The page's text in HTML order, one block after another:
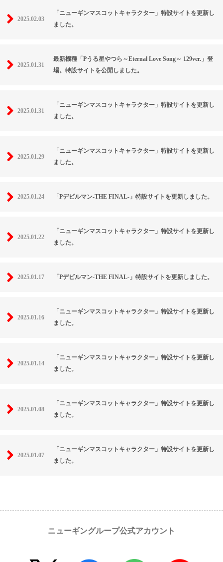
2025.02.03
「ニューギンマスコットキャラクター」特設サイトを更新し
ました。
2025.01.31
最新機種「Pうる星やつら～Eternal Love Song～ 129ver.」登
場。特設サイトを公開しました。
2025.01.31
「ニューギンマスコットキャラクター」特設サイトを更新し
ました。
2025.01.29
「ニューギンマスコットキャラクター」特設サイトを更新し
ました。
2025.01.24 「Pデビルマン-THE FINAL-」特設サイトを更新しました。
2025.01.22
「ニューギンマスコットキャラクター」特設サイトを更新し
ました。
2025.01.17 「Pデビルマン-THE FINAL-」特設サイトを更新しました。
2025.01.16
「ニューギンマスコットキャラクター」特設サイトを更新し
ました。
2025.01.14
「ニューギンマスコットキャラクター」特設サイトを更新し
ました。
2025.01.08
「ニューギンマスコットキャラクター」特設サイトを更新し
ました。
2025.01.07
「ニューギンマスコットキャラクター」特設サイトを更新し
ました。
ニューギングループ公式アカウント